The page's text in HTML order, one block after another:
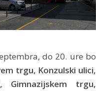
do 20. ure bo
trgu, Konzulski ulici,
Gimnazijskem trgu,